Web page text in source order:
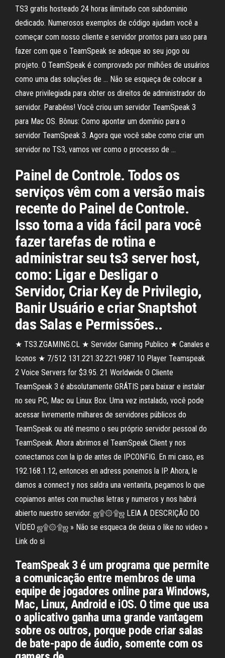
TS3 gratis hosteado 24 horas ilimitado con subdominio
dedicado. Numerosos exemplos de código ajudam você a
começar com nosso cliente e servidor prontos para uso para
fazer com que o TeamSpeak se adeque ao seu jogo ou
projeto. O TeamSpeak é comprovado por milhões de usuários
como uma das soluções de … Não se esqueça de colocar a
chave privilegiada para obter os direitos de administrador do
servidor. Parabéns! Você criou um servidor TeamSpeak 3
para Mac OS. Bônus: Como apontar um domínio para o
servidor TeamSpeak 3. Agora que você sabe como criar um
servidor no TS3, vamos ver como o processo de …
Painel de Controle. Todos os
serviços vêm com a versão mais
recente do Painel de Controle.
Isso torna a vida fácil para você
fazer tarefas de rotina e
administrar seu ts3 server host,
como: Ligar e Desligar o
Servidor, Criar Key de Privilegio,
Banir Usuário e criar Snaptshot
das Salas e Permissões..
★ TS3.ZGAMING.CL ★ Servidor Gaming Publico ★ Canales e
Iconos ★ 7/512 131.221.32.221:9987 10 Player Teamspeak
2 Voice Servers for $3.95. 21 Worldwide O Cliente
TeamSpeak 3 é absolutamente GRÁTIS para baixar e instalar
no seu PC, Mac ou Linux Box. Uma vez instalado, você pode
acessar livremente milhares de servidores públicos do
TeamSpeak ou até mesmo o seu próprio servidor pessoal do
TeamSpeak. Ahora abrimos el TeamSpeak Client y nos
conectamos con la ip de antes de IPCONFIG. En mi caso, es
192.168.1.12, entonces en adress ponemos la IP. Ahora, le
damos a connect y nos saldra una ventanita, pegamos lo que
copiamos antes con muchas letras y numeros y nos habrá
abierto nuestro servidor. ஜ۩۞۩ஜ LEIA A DESCRIÇÃO DO
VÍDEO ஜ۩۞۩ஜ » Não se esqueca de deixa o like no video »
Link do si
TeamSpeak 3 é um programa que permite
a comunicação entre membros de uma
equipe de jogadores online para Windows,
Mac, Linux, Android e iOS. O time que usa
o aplicativo ganha uma grande vantagem
sobre os outros, porque pode criar salas
de bate-papo de áudio, somente com os